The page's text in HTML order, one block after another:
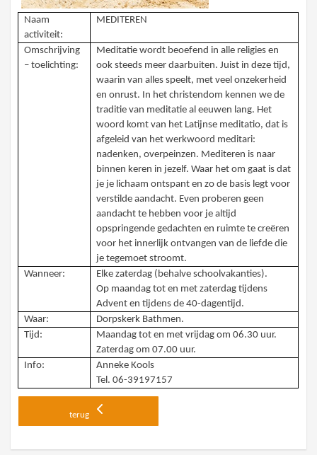
Naam
activiteit:
MEDITEREN
Omschrijving
– toelichting:
Meditatie wordt beoefend in alle religies en
ook steeds meer daarbuiten. Juist in deze tijd,
waarin van alles speelt, met veel onzekerheid
en onrust. In het christendom kennen we de
traditie van meditatie al eeuwen lang. Het
woord komt van het Latijnse meditatio, dat is
afgeleid van het werkwoord meditari:
nadenken, overpeinzen. Mediteren is naar
binnen keren in jezelf. Waar het om gaat is dat
je je lichaam ontspant en zo de basis legt voor
verstilde aandacht. Even proberen geen
aandacht te hebben voor je altijd
opspringende gedachten en ruimte te creëren
voor het innerlijk ontvangen van de liefde die
je tegemoet stroomt.
Wanneer:
Elke zaterdag (behalve schoolvakanties).
Op maandag tot en met zaterdag tijdens
Advent en tijdens de 40-dagentijd.
Waar:
Dorpskerk Bathmen.
Tijd:
Maandag tot en met vrijdag om 06.30 uur.
Zaterdag om 07.00 uur.
Info:
Anneke Kools
Tel. 06-39197157
terug